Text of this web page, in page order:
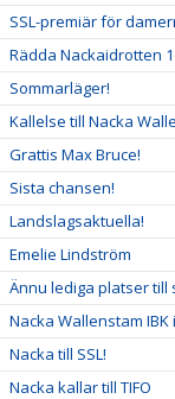
SSL-premiär för
Rädda Nackaidrotten
Sommarläger!
Kallelse till Nacka
Grattis Max Bruce!
Sista chansen!
Landslagsaktuella!
Emelie Lindström
Ännu lediga platser till
Nacka Wallenstam
Nacka till SSL!
Nacka kallar till TIFO